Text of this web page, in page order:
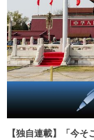
【独自連載】「今